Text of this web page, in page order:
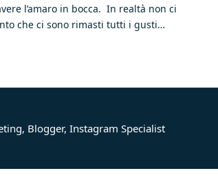
l’amaro in bocca. In realtà non ci
che ci sono rimasti tutti i gusti…
Blogger, Instagram Specialist